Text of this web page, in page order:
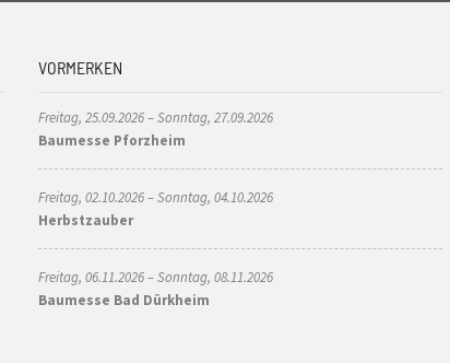
VORMERKEN
Freitag, 25.09.2026 – Sonntag, 27.09.2026
Baumesse Pforzheim
Freitag, 02.10.2026 – Sonntag, 04.10.2026
Herbstzauber
Freitag, 06.11.2026 – Sonntag, 08.11.2026
Baumesse Bad Dürkheim